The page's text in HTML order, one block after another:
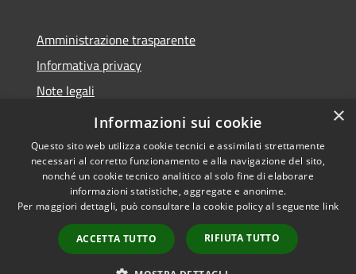
Amministrazione trasparente
Informativa privacy
Note legali
Dichiarazione di accessibilità
Accessibilità
Copyright © 2026 • Città di
Pomezia • Powered by
Municipium•
Accesso
redazione
×
Informazioni sui cookie
Questo sito web utilizza cookie tecnici e assimilati strettamente
necessari al corretto funzionamento e alla navigazione del sito,
nonché un cookie tecnico analitico al solo fine di elaborare
informazioni statistiche, aggregate e anonime.
Per maggiori dettagli, può consultare la cookie policy al seguente link
ACCETTA TUTTO RIFIUTA TUTTO